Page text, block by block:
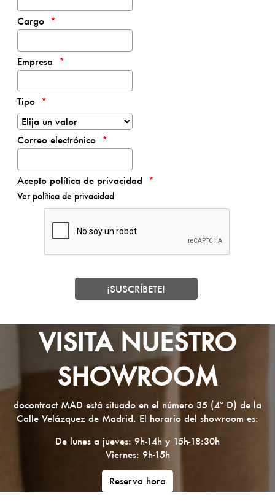
Cargo
Empresa
Tipo
Correo electrónico
Acepto política de privacidad
Ver política de privacidad
VISITA NUESTRO
SHOWROOM
docontract MAD está situado en el número 35 (4º D) de la
Calle Velázquez de Madrid. El horario del showroom es:
De lunes a jueves: 9h-14h y 15h-18:30h
Viernes: 9h-15h
Reserva hora